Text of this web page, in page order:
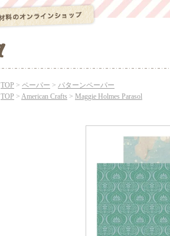
TOP > ペーパー > パターンペーパー
TOP > American Crafts > Maggie Holmes Parasol